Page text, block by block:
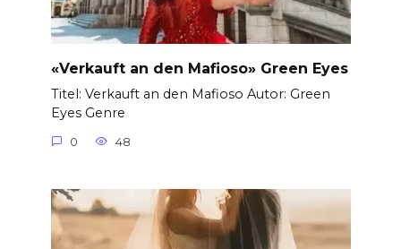
«Verkauft an den Mafioso» Green Eyes
Titel: Verkauft an den Mafioso Autor: Green
Eyes Genre
0 48